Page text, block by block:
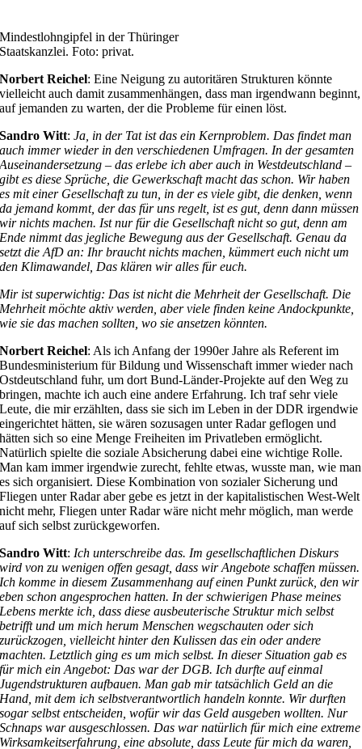
Mindestlohngipfel in der Thüringer
Staatskanzlei. Foto: privat.
Norbert Reichel: Eine Neigung zu autoritären Strukturen könnte
vielleicht auch damit zusammenhängen, dass man irgendwann beginnt,
auf jemanden zu warten, der die Probleme für einen löst.
Sandro Witt:Ja, in der Tat ist das ein Kernproblem. Das findet man
auch immer wieder in den verschiedenen Umfragen. In der gesamten
Auseinandersetzung – das erlebe ich aber auch in Westdeutschland –
gibt es diese Sprüche, die Gewerkschaft macht das schon. Wir haben
es mit einer Gesellschaft zu tun, in der es viele gibt, die denken, wenn
da jemand kommt, der das für uns regelt, ist es gut, denn dann müssen
wir nichts machen. Ist nur für die Gesellschaft nicht so gut, denn am
Ende nimmt das jegliche Bewegung aus der Gesellschaft. Genau da
setzt die AfD an: Ihr braucht nichts machen, kümmert euch nicht um
den Klimawandel, Das klären wir alles für euch.
Mir ist superwichtig: Das ist nicht die Mehrheit der Gesellschaft. Die
Mehrheit möchte aktiv werden, aber viele finden keine Andockpunkte,
wie sie das machen sollten, wo sie ansetzen könnten.
Norbert Reichel: Als ich Anfang der 1990er Jahre als Referent im
Bundesministerium für Bildung und Wissenschaft immer wieder nach
Ostdeutschland fuhr, um dort Bund-Länder-Projekte auf den Weg zu
bringen, machte ich auch eine andere Erfahrung. Ich traf sehr viele
Leute, die mir erzählten, dass sie sich im Leben in der DDR irgendwie
eingerichtet hätten, sie wären sozusagen unter Radar geflogen und
hätten sich so eine Menge Freiheiten im Privatleben ermöglicht.
Natürlich spielte die soziale Absicherung dabei eine wichtige Rolle.
Man kam immer irgendwie zurecht, fehlte etwas, wusste man, wie man
es sich organisiert. Diese Kombination von sozialer Sicherung und
Fliegen unter Radar aber gebe es jetzt in der kapitalistischen West-Welt
nicht mehr, Fliegen unter Radar wäre nicht mehr möglich, man werde
auf sich selbst zurückgeworfen.
Sandro Witt: Ich unterschreibe das. Im gesellschaftlichen Diskurs
wird von zu wenigen offen gesagt, dass wir Angebote schaffen müssen.
Ich komme in diesem Zusammenhang auf einen Punkt zurück, den wir
eben schon angesprochen hatten. In der schwierigen Phase meines
Lebens merkte ich, dass diese ausbeuterische Struktur mich selbst
betrifft und um mich herum Menschen wegschauten oder sich
zurückzogen, vielleicht hinter den Kulissen das ein oder andere
machten. Letztlich ging es um mich selbst. In dieser Situation gab es
für mich ein Angebot: Das war der DGB. Ich durfte auf einmal
Jugendstrukturen aufbauen. Man gab mir tatsächlich Geld an die
Hand, mit dem ich selbstverantwortlich handeln konnte. Wir durften
sogar selbst entscheiden, wofür wir das Geld ausgeben wollten. Nur
Schnaps war ausgeschlossen. Das war natürlich für mich eine extreme
Wirksamkeitserfahrung, eine absolute, dass Leute für mich da waren,